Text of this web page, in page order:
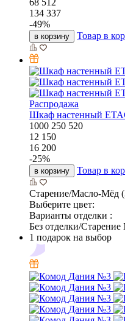
68 512
134 337
-49%
в корзину Товар в
Распродажа
Шкаф настенный
1000 250 520
12 150
16 200
-25%
в корзину Товар в
Старение/Масло-Мёд
Выберите цвет:
Варианты отделки :
Без отделки/
1 подарок на выбор